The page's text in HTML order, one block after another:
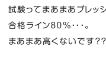
試験ってまあまあプレッシ
合格ライン８０％・・・。
まあまあ高くないです？？